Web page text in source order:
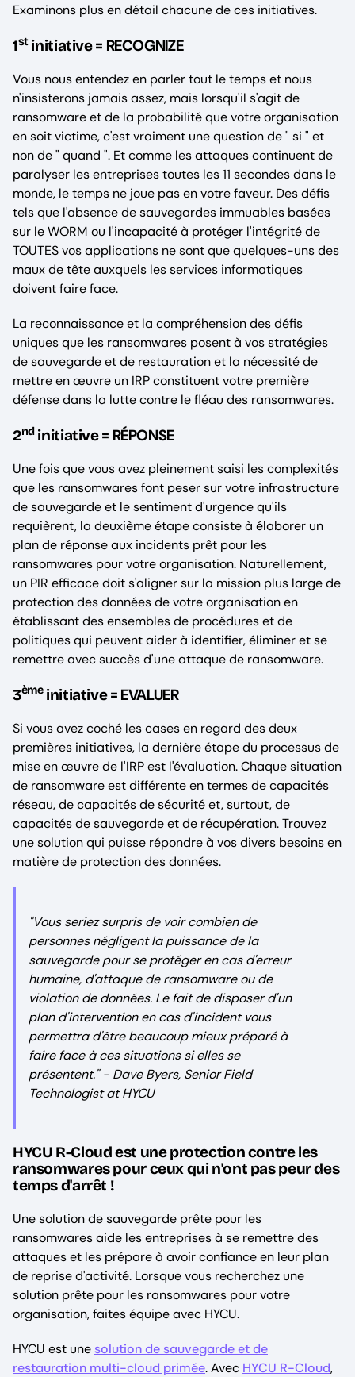
Examinons plus en détail chacune de ces initiatives.
1stinitiative = RECOGNIZE
Vous nous entendez en parler tout le temps et nous
n'insisterons jamais assez, mais lorsqu'il s'agit de
ransomware et de la probabilité que votre organisation
en soit victime, c'est vraiment une question de " si " et
non de " quand ". Et comme les attaques continuent de
paralyser les entreprises toutes les 11 secondes dans le
monde, le temps ne joue pas en votre faveur. Des défis
tels que l'absence de sauvegardes immuables basées
sur le WORM ou l'incapacité à protéger l'intégrité de
TOUTES vos applications ne sont que quelques-uns des
maux de tête auxquels les services informatiques
doivent faire face.
La reconnaissance et la compréhension des défis
uniques que les ransomwares posent à vos stratégies
de sauvegarde et de restauration et la nécessité de
mettre en œuvre un IRP constituent votre première
défense dans la lutte contre le fléau des ransomwares.
2ndinitiative = RÉPONSE
Une fois que vous avez pleinement saisi les complexités
que les ransomwares font peser sur votre infrastructure
de sauvegarde et le sentiment d'urgence qu'ils
requièrent, la deuxième étape consiste à élaborer un
plan de réponse aux incidents prêt pour les
ransomwares pour votre organisation. Naturellement,
un PIR efficace doit s'aligner sur la mission plus large de
protection des données de votre organisation en
établissant des ensembles de procédures et de
politiques qui peuvent aider à identifier, éliminer et se
remettre avec succès d'une attaque de ransomware.
3èmeinitiative = EVALUER
Si vous avez coché les cases en regard des deux
premières initiatives, la dernière étape du processus de
mise en œuvre de l'IRP est l'évaluation. Chaque situation
de ransomware est différente en termes de capacités
réseau, de capacités de sécurité et, surtout, de
capacités de sauvegarde et de récupération. Trouvez
une solution qui puisse répondre à vos divers besoins en
matière de protection des données.
"Vous seriez surpris de voir combien de
personnes négligent la puissance de la
sauvegarde pour se protéger en cas d'erreur
humaine, d'attaque de ransomware ou de
violation de données. Le fait de disposer d'un
plan d'intervention en cas d'incident vous
permettra d'être beaucoup mieux préparé à
faire face à ces situations si elles se
présentent." - Dave Byers, Senior Field
Technologist at HYCU
HYCU R-Cloud est une protection contre les
ransomwares pour ceux qui n'ont pas peur des
temps d'arrêt !
Une solution de sauvegarde prête pour les
ransomwares aide les entreprises à se remettre des
attaques et les prépare à avoir confiance en leur plan
de reprise d'activité. Lorsque vous recherchez une
solution prête pour les ransomwares pour votre
organisation, faites équipe avec HYCU.
HYCU est une solution de sauvegarde et de
restauration multi-cloud primée. Avec HYCU R-Cloud,